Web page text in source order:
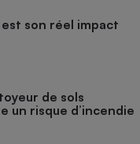
son réel impact
de sols
un risque d’incendie